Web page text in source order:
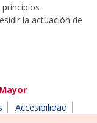
la actuación de
Accesibilidad